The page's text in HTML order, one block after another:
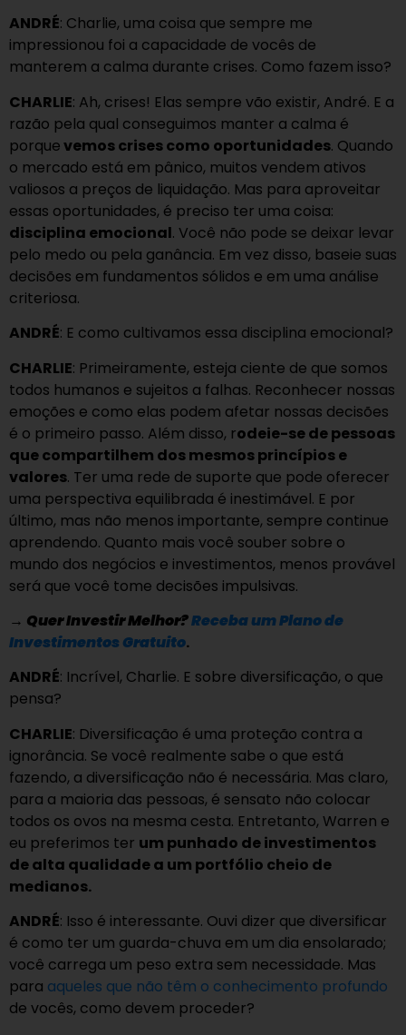
ANDRÉ: Charlie, uma coisa que sempre me
impressionou foi a capacidade de vocês de
manterem a calma durante crises. Como fazem isso?
CHARLIE: Ah, crises! Elas sempre vão existir, André. E a
razão pela qual conseguimos manter a calma é
porquevemos crises como oportunidades. Quando
o mercado está em pânico, muitos vendem ativos
valiosos a preços de liquidação. Mas para aproveitar
essas oportunidades, é preciso ter uma coisa:
disciplina emocional. Você não pode se deixar levar
pelo medo ou pela ganância. Em vez disso, baseie suas
decisões em fundamentos sólidos e em uma análise
criteriosa.
ANDRÉ: E como cultivamos essa disciplina emocional?
CHARLIE: Primeiramente, esteja ciente de que somos
todos humanos e sujeitos a falhas. Reconhecer nossas
emoções e como elas podem afetar nossas decisões
é o primeiro passo. Além disso, rodeie-se de pessoas
que compartilhem dos mesmos princípios e
valores. Ter uma rede de suporte que pode oferecer
uma perspectiva equilibrada é inestimável. E por
último, mas não menos importante, sempre continue
aprendendo. Quanto mais você souber sobre o
mundo dos negócios e investimentos, menos provável
será que você tome decisões impulsivas.
→ Quer Investir Melhor?Receba um Plano de
Investimentos Gratuito.
ANDRÉ: Incrível, Charlie. E sobre diversificação, o que
pensa?
CHARLIE: Diversificação é uma proteção contra a
ignorância. Se você realmente sabe o que está
fazendo, a diversificação não é necessária. Mas claro,
para a maioria das pessoas, é sensato não colocar
todos os ovos na mesma cesta. Entretanto, Warren e
eu preferimos ter um punhado de investimentos
de alta qualidade a um portfólio cheio de
medianos.
ANDRÉ: Isso é interessante. Ouvi dizer que diversificar
é como ter um guarda-chuva em um dia ensolarado;
você carrega um peso extra sem necessidade. Mas
para aqueles que não têm o conhecimento profundo
de vocês, como devem proceder?